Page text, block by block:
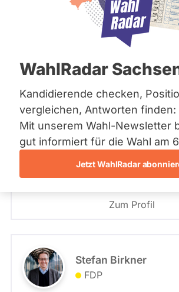
Bremen
Hamburg
Mecklenburg-Vorpommern
Nordrhein-Westfalen
Saarland
Sachsen
Sachsen-Anhalt
Sachsen-Anhalt
Schleswig-Holstein
Thüringen
Archiv
WahlRadar
Kandidierende checken,
vergleichen, Antworten finden:
Mit unserem Wahl-Newsletter
gut informiert für die Wahl am
Jetzt WahlRadar
FDP
Wahlkreis
- Alle -
Wahlliste
- Alle -
FDP
Björn Försterling
FDP
Angetreten für: FDP
Wahlkreis: 9 - Wolfenbüttel-
Zum Profil
Stefan Birkner
FDP